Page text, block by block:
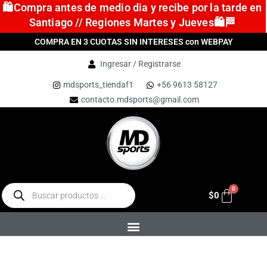
🛍️Compra antes de medio dia y recibe por la tarde en
Santiago // Regiones Martes y Jueves🛍️🏁
COMPRA EN 3 CUOTAS SIN INTERESES con WEBPAY
Ingresar / Registrarse
mdsports_tiendaf1
+56 9613 58127
contacto.mdsports@gmail.com
$0